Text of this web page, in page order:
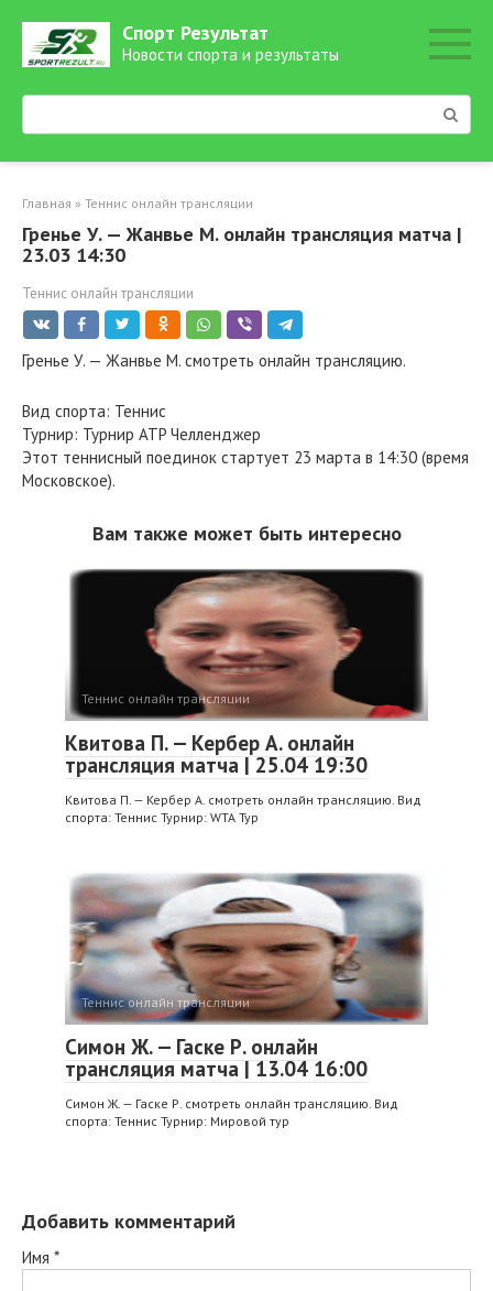
контенту
Спорт Результат
Новости спорта и результаты
Поиск:
Главная » Теннис онлайн трансляции
Гренье У. — Жанвье М. онлайн трансляция матча |
23.03 14:30
Теннис онлайн трансляции
Гренье У. — Жанвье М. смотреть онлайн трансляцию.
Вид спорта: Теннис
Турнир: Турнир ATP Челленджер
Этот теннисный поединок стартует 23 марта в 14:30 (время
Московское).
Вам также может быть интересно
Теннис онлайн трансляции
Квитова П. — Кербер А. онлайн
трансляция матча | 25.04 19:30
Квитова П. — Кербер А. смотреть онлайн трансляцию. Вид
спорта: Теннис Турнир: WTA Тур
Теннис онлайн трансляции
Симон Ж. — Гаске Р. онлайн
трансляция матча | 13.04 16:00
Симон Ж. — Гаске Р. смотреть онлайн трансляцию. Вид
спорта: Теннис Турнир: Мировой тур
Добавить комментарий
Имя *